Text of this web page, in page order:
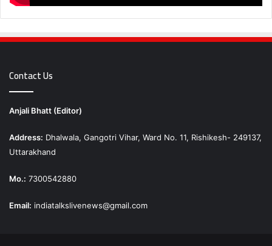
Contact Us
Anjali Bhatt (Editor)
Address: Dhalwala, Gangotri Vihar, Ward No. 11, Rishikesh- 249137,
Uttarakhand
Mo.: 7300542880
Email: indiatalkslivenews@gmail.com